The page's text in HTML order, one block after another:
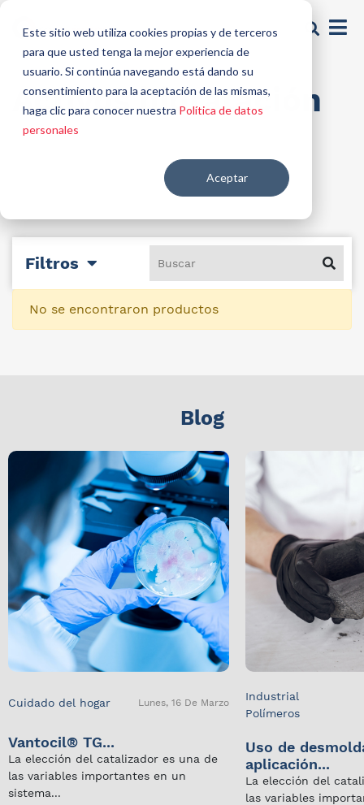
Este sitio web utiliza cookies propias y de terceros
para que usted tenga la mejor experiencia de
usuario. Si continúa navegando está dando su
consentimiento para la aceptación de las mismas,
haga clic para conocer nuestra Política de datos
personales
Aceptar
Activos hidratación
Filtros
No se encontraron productos
Blog
Cuidado del hogar Lunes, 16 De Marzo
Vantocil® TG...
La elección del catalizador es una de
las variables importantes en un
sistema...
Industrial
Polímeros
Uso de
aplicación...
La elección del
las variables